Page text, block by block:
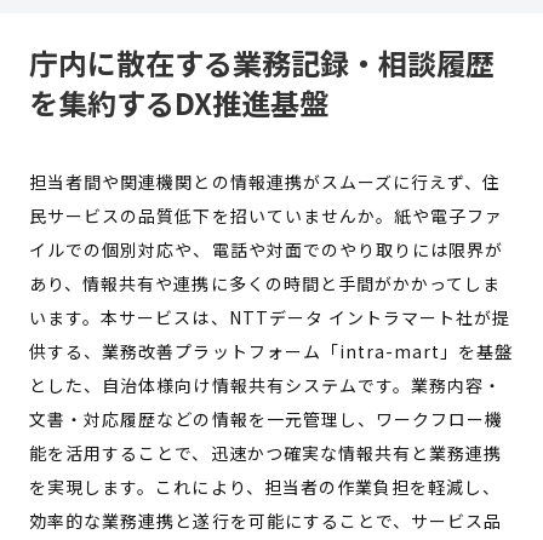
庁内に散在する業務記録・相談履歴
を集約するDX推進基盤
担当者間や関連機関との情報連携がスムーズに行えず、住
民サービスの品質低下を招いていませんか。紙や電子ファ
イルでの個別対応や、電話や対面でのやり取りには限界が
あり、情報共有や連携に多くの時間と手間がかかってしま
います。本サービスは、NTTデータ イントラマート社が提
供する、業務改善プラットフォーム「intra-mart」を基盤
とした、自治体様向け情報共有システムです。業務内容・
文書・対応履歴などの情報を一元管理し、ワークフロー機
能を活用することで、迅速かつ確実な情報共有と業務連携
を実現します。これにより、担当者の作業負担を軽減し、
効率的な業務連携と遂行を可能にすることで、サービス品